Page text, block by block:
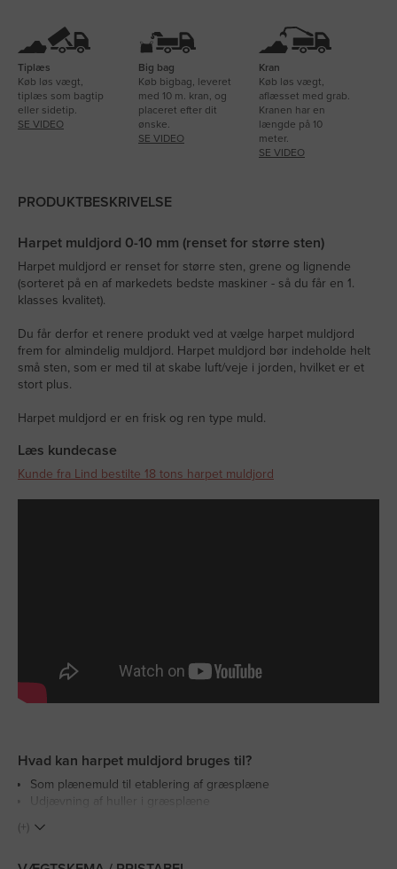
Tiplæs
Køb løs vægt,
tiplæs som bagtip
eller sidetip.
SE VIDEO
Big bag
Køb bigbag, leveret
med 10 m. kran, og
placeret efter dit
ønske.
SE VIDEO
Kran
Køb løs vægt,
aflæsset med grab.
Kranen har en
længde på 10
meter.
SE VIDEO
PRODUKTBESKRIVELSE
Harpet muldjord 0-10 mm (renset for større sten)
Harpet muldjord er renset for større sten, grene og lignende
(sorteret på en af markedets bedste maskiner - så du får en 1.
klasses kvalitet).
Du får derfor et renere produkt ved at vælge harpet muldjord
frem for almindelig muldjord. Harpet muldjord bør indeholde helt
små sten, som er med til at skabe luft/veje i jorden, hvilket er et
stort plus.
Harpet muldjord er en frisk og ren type muld.
Læs kundecase
Kunde fra Lind bestilte 18 tons harpet muldjord
Hvad kan harpet muldjord bruges til?
Som plænemuld til etablering af græsplæne
Udjævning af huller i græsplæne
Som plantejord ved udplantning og såning
(+)